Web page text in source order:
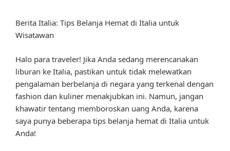
Berita Italia: Tips Belanja Hemat di Italia untuk
Wisatawan
Halo para traveler! Jika Anda sedang merencanakan
liburan ke Italia, pastikan untuk tidak melewatkan
pengalaman berbelanja di negara yang terkenal dengan
fashion dan kuliner menakjubkan ini. Namun, jangan
khawatir tentang memboroskan uang Anda, karena
saya punya beberapa tips belanja hemat di Italia untuk
Anda!